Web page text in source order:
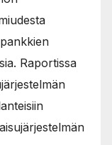
Raportissa